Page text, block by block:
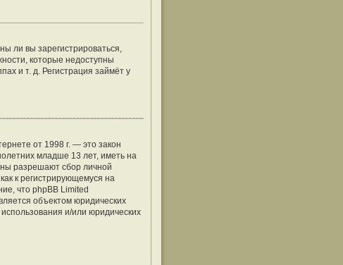
ли вы зарегистрироваться,
которые недоступны
и т. д. Регистрация займёт у
от 1998 г. — это закон
младше 13 лет, иметь на
разрешают сбор личной
к регистрирующемуся на
что phpBB Limited
объектом юридических
и/или юридических